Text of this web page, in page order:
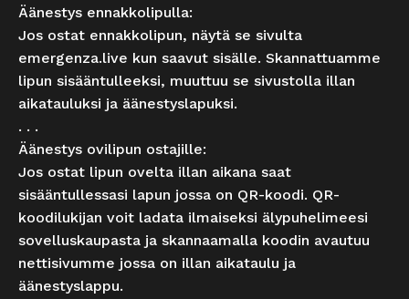
Äänestys ennakkolipulla:
Jos ostat ennakkolipun, näytä se sivulta
emergenza.live kun saavut sisälle. Skannattuamme
lipun sisääntulleeksi, muuttuu se sivustolla illan
aikatauluksi ja äänestyslapuksi.
. . .
Äänestys ovilipun ostajille:
Jos ostat lipun ovelta illan aikana saat
sisääntullessasi lapun jossa on QR-koodi. QR-
koodilukijan voit ladata ilmaiseksi älypuhelimeesi
sovelluskaupasta ja skannaamalla koodin avautuu
nettisivumme jossa on illan aikataulu ja
äänestyslappu.